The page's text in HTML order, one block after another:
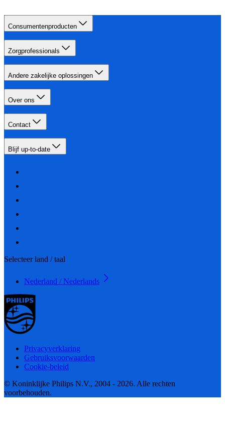
Consumentenproducten
Zorgprofessionals
Andere zakelijke oplossingen
Over ons
Contact
Blijf up-to-date
Selecteer land / taal
Nederland / Nederlands
Privacyverklaring
Gebruiksvoorwaarden
Cookie-beleid
© Koninklijke Philips N.V., 2004 - 2026. Alle rechten
voorbehouden.